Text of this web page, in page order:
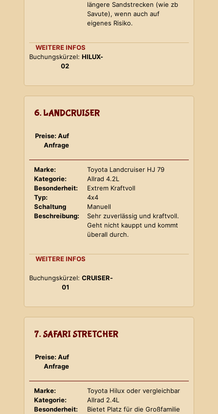
längere Sandstrecken (wie zb
Savute), wenn auch auf
eigenes Risiko.
WEITERE INFOS
Buchungskürzel: HILUX-
02
6. LANDCRUISER
Preise: Auf
Anfrage
Marke:
Toyota Landcruiser HJ 79
Kategorie:
Allrad 4.2L
Besonderheit:
Extrem Kraftvoll
Typ:
4x4
Schaltung
Manuell
Beschreibung:
Sehr zuverlässig und kraftvoll.
Geht nicht kauppt und kommt
überall durch.
WEITERE INFOS
Buchungskürzel: CRUISER-
01
7. SAFARI STRETCHER
Preise: Auf
Anfrage
Marke:
Toyota Hilux oder vergleichbar
Kategorie:
Allrad 2.4L
Besonderheit:
Bietet Platz für die Großfamilie